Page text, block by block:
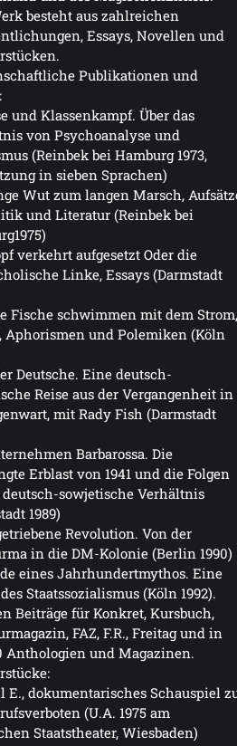
besteht aus zahlreichen
Essays, Novellen und
Publikationen und
und Klassenkampf. Über das
von Psychoanalyse und
(Reinbek bei Hamburg 1973,
in sieben Sprachen)
Wut zum langen Marsch,
und Literatur (Reinbek bei
verkehrt aufgesetzt Oder die
Linke, Essays (Darmstadt
Fische schwimmen mit dem Strom,
Aphorismen und Polemiken (Köln
Deutsche. Eine deutsch-
Reise aus der Vergangenheit in
mit Rady Fish (Darmstadt
Barbarossa. Die
Erblast von 1941 und die Folgen
deutsch-sowjetische Verhältnis
1989)
Revolution. Von der
in die DM-Kolonie (Berlin 1990)
eines Jahrhundertmythos. Eine
Staatssozialismus (Köln 1992).
Beiträge für Konkret, Kursbuch,
FAZ, F.R., Freitag und in
Anthologien und Magazinen.
E., dokumentarisches Schauspiel
(U.A. 1975 am
Staatstheater, Wiesbaden)